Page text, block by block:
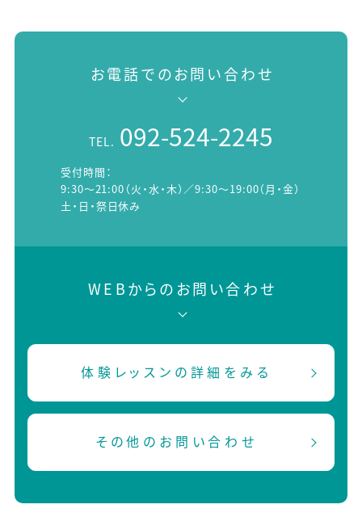
お電話でのお問い合わせ
TEL. 092-524-2245
受付時間：
9:30～21:00（火・水・木）／9:30～19:00（月・金）
土・日・祭日休み
WEBからのお問い合わせ
体験レッスンの詳細をみる
その他のお問い合わせ